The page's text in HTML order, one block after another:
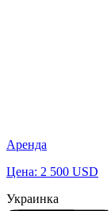
Аренда
Цена: 2 500 USD
Украинка